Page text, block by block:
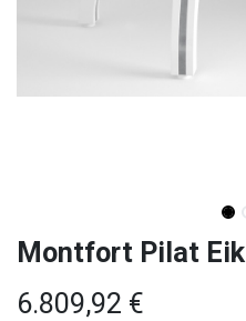
Montfort Pilat Eik
6.809,92 €